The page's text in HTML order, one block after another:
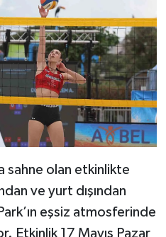
sahne olan etkinlikte
ve yurt dışından
eşsiz atmosferinde
Etkinlik 17 Mayıs Pazar